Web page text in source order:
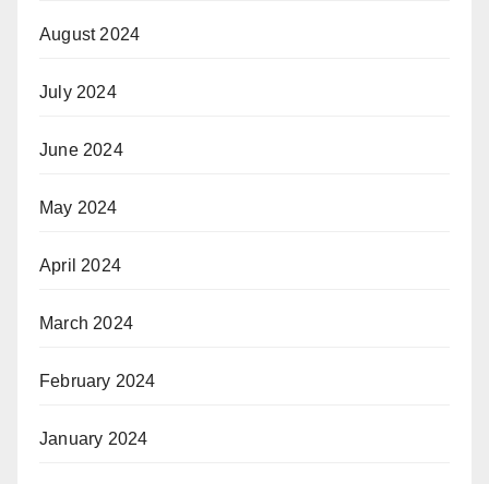
August 2024
July 2024
June 2024
May 2024
April 2024
March 2024
February 2024
January 2024